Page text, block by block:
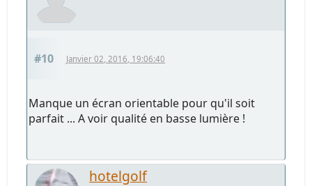
#10 Janvier 02, 2016, 19:06:40
Manque un écran orientable pour qu'il soit
parfait ... A voir qualité en basse lumière !
hotelgolf